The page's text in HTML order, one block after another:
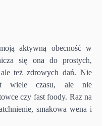
aktywną obecność w
się ona do prostych,
też zdrowych dań. Nie
wiele czasu, ale nie
czy fast foody. Raz na
smakowa wena i